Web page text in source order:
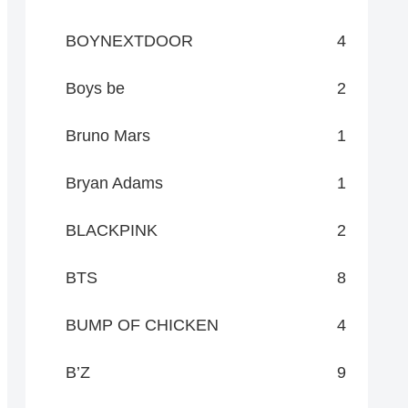
BOYNEXTDOOR 4
Boys be 2
Bruno Mars 1
Bryan Adams 1
BLACKPINK 2
BTS 8
BUMP OF CHICKEN 4
B’Z 9